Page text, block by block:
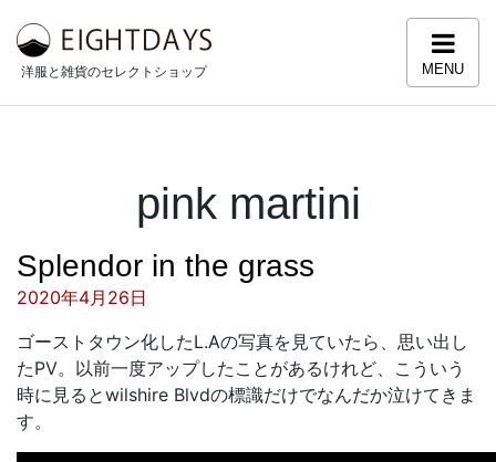
洋服と雑貨のセレクトショップ MENU
pink martini
Splendor in the grass
投稿日:
2020年4月26日
ゴーストタウン化したL.Aの写真を見ていたら、思い出し
たPV。以前一度アップしたことがあるけれど、こういう
時に見るとwilshire Blvdの標識だけでなんだか泣けてきま
す。